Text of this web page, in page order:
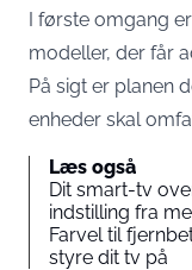
I første omgang
modeller, der får
På sigt er planen
enheder skal
Læs også
Dit smart-tv
indstilling fra
Farvel til
styre dit tv på